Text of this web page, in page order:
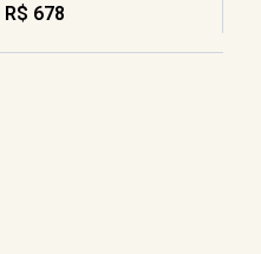
R$ 678